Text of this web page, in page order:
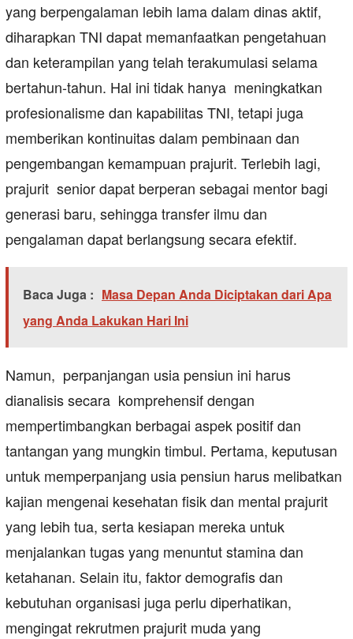
yang berpengalaman lebih lama dalam dinas aktif,
diharapkan TNI dapat memanfaatkan pengetahuan
dan keterampilan yang telah terakumulasi selama
bertahun-tahun. Hal ini tidak hanya meningkatkan
profesionalisme dan kapabilitas TNI, tetapi juga
memberikan kontinuitas dalam pembinaan dan
pengembangan kemampuan prajurit. Terlebih lagi,
prajurit senior dapat berperan sebagai mentor bagi
generasi baru, sehingga transfer ilmu dan
pengalaman dapat berlangsung secara efektif.
Baca Juga : Masa Depan Anda Diciptakan dari Apa
yang Anda Lakukan Hari Ini
Namun, perpanjangan usia pensiun ini harus
dianalisis secara komprehensif dengan
mempertimbangkan berbagai aspek positif dan
tantangan yang mungkin timbul. Pertama, keputusan
untuk memperpanjang usia pensiun harus melibatkan
kajian mengenai kesehatan fisik dan mental prajurit
yang lebih tua, serta kesiapan mereka untuk
menjalankan tugas yang menuntut stamina dan
ketahanan. Selain itu, faktor demografis dan
kebutuhan organisasi juga perlu diperhatikan,
mengingat rekrutmen prajurit muda yang